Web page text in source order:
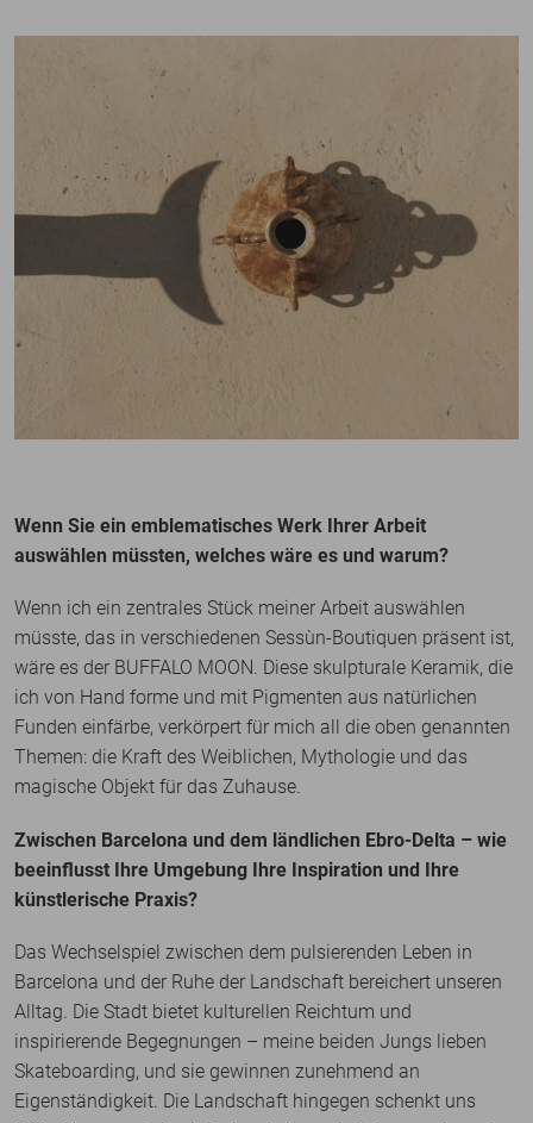
Wenn Sie ein emblematisches Werk Ihrer Arbeit
auswählen müssten, welches wäre es und warum?
Wenn ich ein zentrales Stück meiner Arbeit auswählen
müsste, das in verschiedenen Sessùn-Boutiquen präsent ist,
wäre es der BUFFALO MOON. Diese skulpturale Keramik, die
ich von Hand forme und mit Pigmenten aus natürlichen
Funden einfärbe, verkörpert für mich all die oben genannten
Themen: die Kraft des Weiblichen, Mythologie und das
magische Objekt für das Zuhause.
Zwischen Barcelona und dem ländlichen Ebro-Delta – wie
beeinflusst Ihre Umgebung Ihre Inspiration und Ihre
künstlerische Praxis?
Das Wechselspiel zwischen dem pulsierenden Leben in
Barcelona und der Ruhe der Landschaft bereichert unseren
Alltag. Die Stadt bietet kulturellen Reichtum und
inspirierende Begegnungen – meine beiden Jungs lieben
Skateboarding, und sie gewinnen zunehmend an
Eigenständigkeit. Die Landschaft hingegen schenkt uns